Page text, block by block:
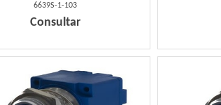
6639S-1-103
Consultar